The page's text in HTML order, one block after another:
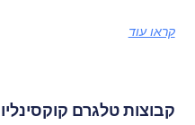
קראו עוד
קבוצות טלגרם